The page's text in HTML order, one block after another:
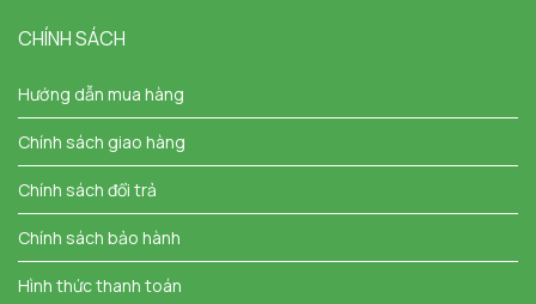
CHÍNH SÁCH
Hướng dẫn mua hàng
Chính sách giao hàng
Chính sách đổi trả
Chính sách bảo hành
Hình thức thanh toán